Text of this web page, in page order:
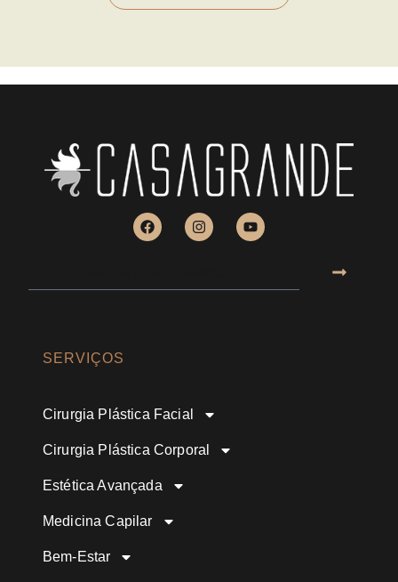
SERVIÇOS
Cirurgia Plástica Facial
Cirurgia Plástica Corporal
Estética Avançada
Medicina Capilar
Bem-Estar